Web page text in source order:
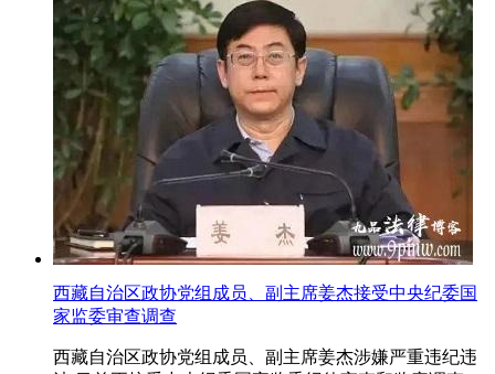
西藏自治区政协党组成员、副主席姜杰接受中央纪委国
家监委审查调查
西藏自治区政协党组成员、副主席姜杰涉嫌严重违纪违